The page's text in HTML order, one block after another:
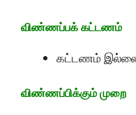
விண்ணப்பக் கட்டணம்
கட்டணம்
விண்ணப்பிக்கும் முறை